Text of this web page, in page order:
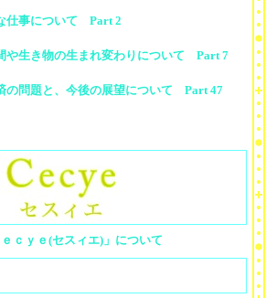
仕事について Part 2
や生き物の生まれ変わりについて Part 7
の問題と、今後の展望について Part 47
ｃｙｅ(セスィエ)」について